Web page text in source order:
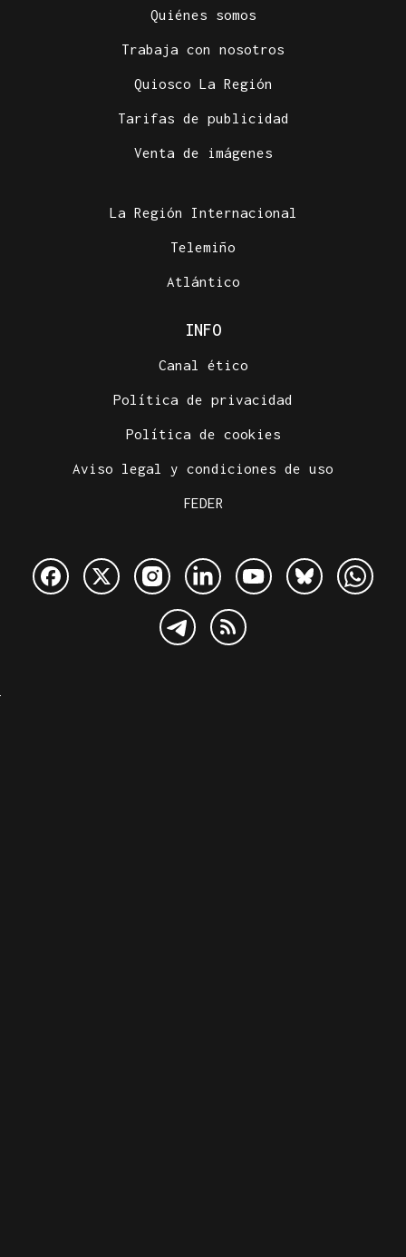
Quiénes somos
Trabaja con nosotros
Quiosco La Región
Tarifas de publicidad
Venta de imágenes
La Región Internacional
Telemiño
Atlántico
INFO
Canal ético
Política de privacidad
Política de cookies
Aviso legal y condiciones de uso
FEDER